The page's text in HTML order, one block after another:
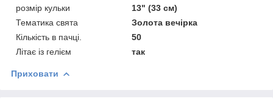
розмір кульки
13" (33 см)
Тематика свята
Золота вечірка
Кількість в пачці.
50
Літає із гелієм
так
Приховати